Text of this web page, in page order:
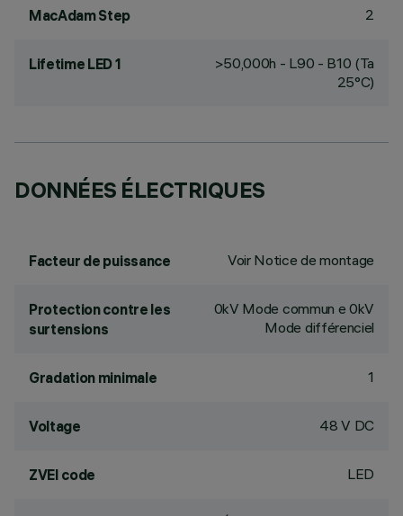
MacAdam Step 2
Lifetime LED 1
>50,000h - L90 - B10 (Ta
25°C)
DONNÉES ÉLECTRIQUES
Facteur de puissance Voir Notice de montage
Protection contre les
surtensions
0kV Mode commun e 0kV
Mode différenciel
Gradation minimale 1
Voltage 48 V DC
ZVEI code LED